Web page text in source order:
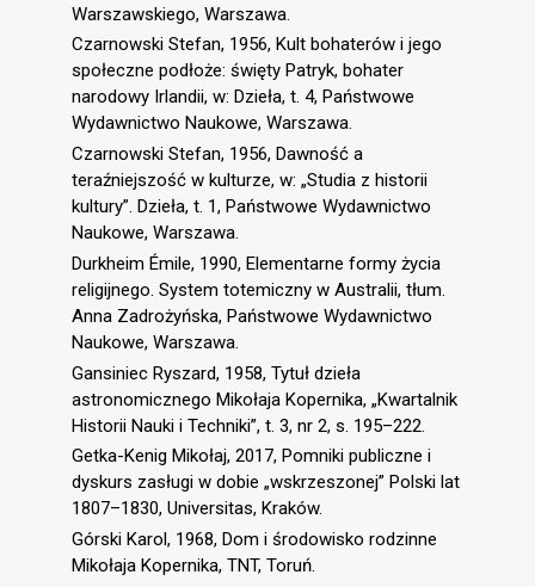
Warszawskiego, Warszawa.
Czarnowski Stefan, 1956, Kult bohaterów i jego
społeczne podłoże: święty Patryk, bohater
narodowy Irlandii, w: Dzieła, t. 4, Państwowe
Wydawnictwo Naukowe, Warszawa.
Czarnowski Stefan, 1956, Dawność a
teraźniejszość w kulturze, w: „Studia z historii
kultury”. Dzieła, t. 1, Państwowe Wydawnictwo
Naukowe, Warszawa.
Durkheim Émile, 1990, Elementarne formy życia
religijnego. System totemiczny w Australii, tłum.
Anna Zadrożyńska, Państwowe Wydawnictwo
Naukowe, Warszawa.
Gansiniec Ryszard, 1958, Tytuł dzieła
astronomicznego Mikołaja Kopernika, „Kwartalnik
Historii Nauki i Techniki”, t. 3, nr 2, s. 195–222.
Getka-Kenig Mikołaj, 2017, Pomniki publiczne i
dyskurs zasługi w dobie „wskrzeszonej” Polski lat
1807–1830, Universitas, Kraków.
Górski Karol, 1968, Dom i środowisko rodzinne
Mikołaja Kopernika, TNT, Toruń.